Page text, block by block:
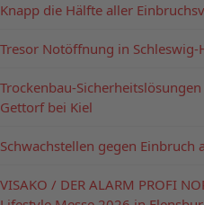
Knapp die Hälfte aller
Tresor Notöffnung in
Trockenbau-
Gettorf bei Kiel
Schwachstellen gegen Einbruch
VISAKO / DER ALARM PROFI